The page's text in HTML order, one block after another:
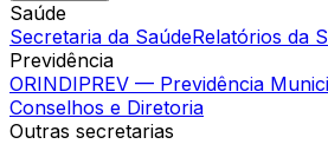
Saúde
Secretaria da SaúdeRelatórios da
Previdência
ORINDIPREV — Previdência
Conselhos e Diretoria
Outras secretarias